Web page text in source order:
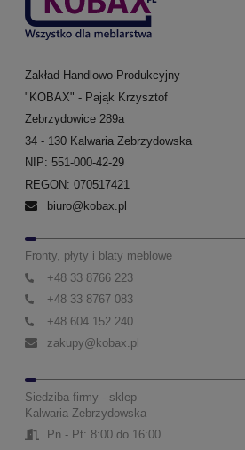
Zakład Handlowo-Produkcyjny
"KOBAX" - Pająk Krzysztof
Zebrzydowice 289a
34 - 130 Kalwaria Zebrzydowska
NIP: 551-000-42-29
REGON: 070517421
biuro@kobax.pl
Fronty, płyty i blaty meblowe
+48 33 8766 223
+48 33 8767 083
+48 604 152 240
zakupy@kobax.pl
Siedziba firmy - sklep
Kalwaria Zebrzydowska
Pn - Pt: 8:00 do 16:00